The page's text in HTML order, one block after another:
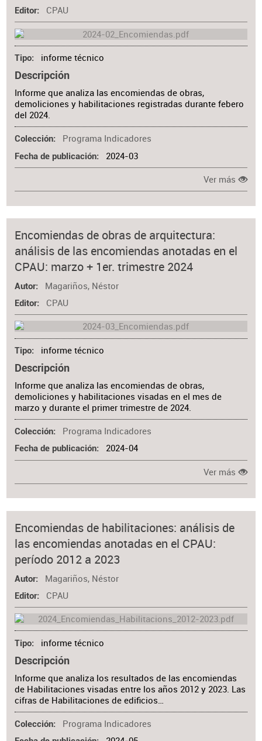
Editor CPAU
Tipo informe técnico
Descripción
Informe que analiza las encomiendas de obras,
demoliciones y habilitaciones registradas durante febero
del 2024.
Colección Programa Indicadores
Fecha de publicación 2024-03
Ver más
Encomiendas de obras de arquitectura:
análisis de las encomiendas anotadas en el
CPAU: marzo + 1er. trimestre 2024
Autor Magariños, Néstor
Editor CPAU
Tipo informe técnico
Descripción
Informe que analiza las encomiendas de obras,
demoliciones y habilitaciones visadas en el mes de
marzo y durante el primer trimestre de 2024.
Colección Programa Indicadores
Fecha de publicación 2024-04
Ver más
Encomiendas de habilitaciones: análisis de
las encomiendas anotadas en el CPAU:
período 2012 a 2023
Autor Magariños, Néstor
Editor CPAU
Tipo informe técnico
Descripción
Informe que analiza los resultados de las encomiendas
de Habilitaciones visadas entre los años 2012 y 2023. Las
cifras de Habilitaciones de edificios…
Colección Programa Indicadores